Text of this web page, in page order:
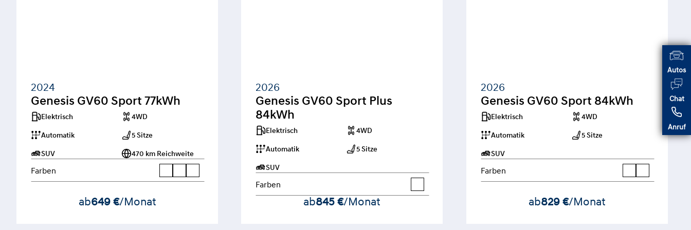
Autos
Chat
Anruf
2024
Genesis GV60 Sport 77kWh
Elektrisch 4WD
Automatik 5 Sitze
SUV 470 km Reichweite
Farben
ab649 €/Monat
2026
Genesis GV60 Sport Plus
84kWh
Elektrisch 4WD
Automatik 5 Sitze
SUV
Farben
ab845 €/Monat
2026
Genesis GV60 Sport 84kWh
Elektrisch 4WD
Automatik 5 Sitze
SUV
Farben
ab829 €/Monat